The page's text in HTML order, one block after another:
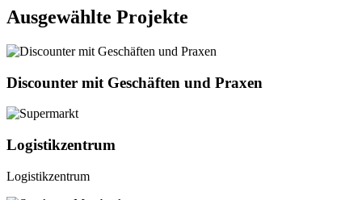
Ausgewählte Projekte
Discounter mit Geschäften und Praxen
Logistikzentrum
Logistikzentrum